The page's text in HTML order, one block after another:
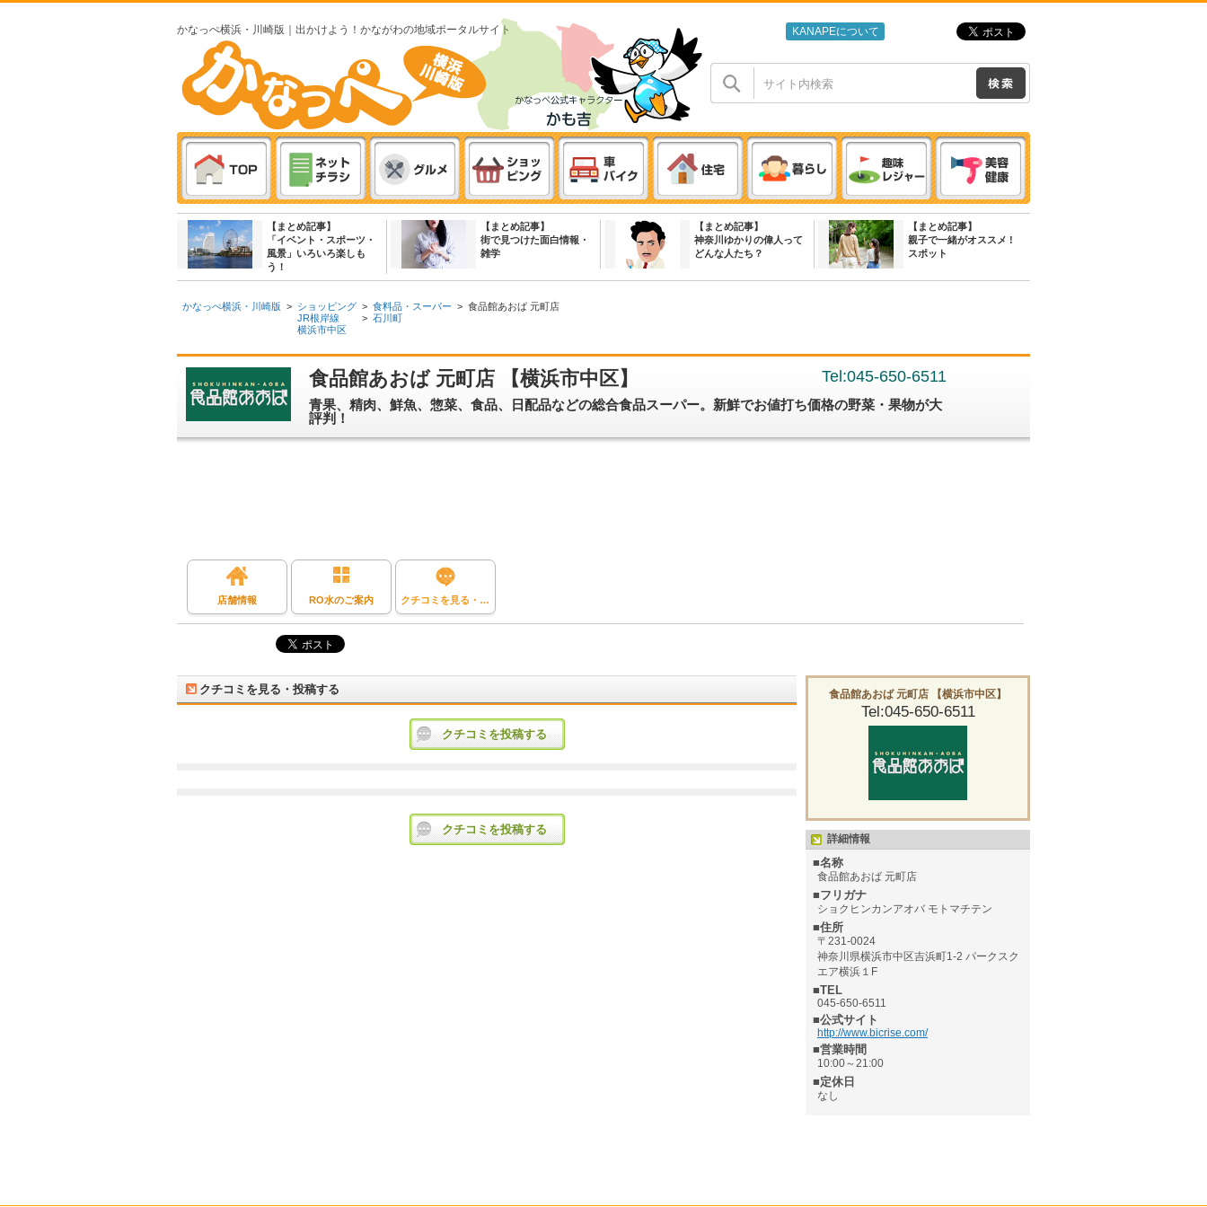
かなっぺ横浜・川崎版｜出かけよう！かながわの地域ポータルサイト KANAPEについて
【まとめ記事】
「イベント・スポーツ・
風景」いろいろ楽しも
う！
【まとめ記事】
街で見つけた面白情報・
雑学
【まとめ記事】
神奈川ゆかりの偉人って
どんな人たち？
【まとめ記事】
親子で一緒がオススメ !
スポット
かなっぺ横浜・川崎版 > ショッピング
JR根岸線
横浜市中区
> 食料品・スーパー
> 石川町
> 食品館あおば 元町店
食品館あおば 元町店 【横浜市中区】 Tel:045-650-6511
青果、精肉、鮮魚、惣菜、食品、日配品などの総合食品スーパー。新鮮でお値打ち価格の野菜・果物が大
評判！
店舗情報 RO水のご案内 クチコミを見る・投稿する
食品館あおば 元町店 【横浜市中区】
Tel:045-650-6511
詳細情報
■名称
食品館あおば 元町店
■フリガナ
ショクヒンカンアオバ モトマチテン
■住所
〒231-0024
神奈川県横浜市中区吉浜町1-2 パークスク
エア横浜１F
■TEL
045-650-6511
■公式サイト
http://www.bicrise.com/
■営業時間
10:00～21:00
■定休日
なし
クチコミを見る・投稿する
クチコミを投稿する
クチコミを投稿する